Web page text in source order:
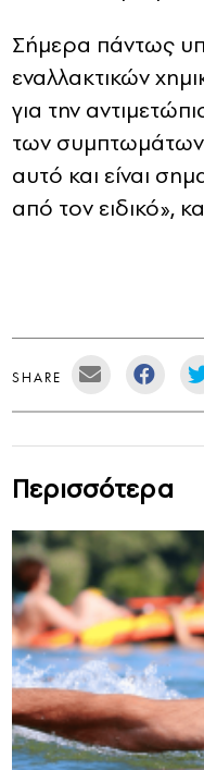
Σήμερα πάντως
εναλλακτικών
για την
των συμπτωμάτων
αυτό και είναι
από τον ειδικό»,
SHARE
Περισσότερα